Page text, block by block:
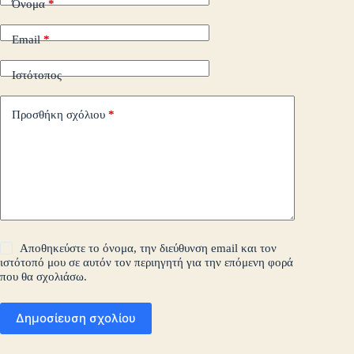
Όνομα*
Email*
Ιστότοπος
Προσθήκη σχόλιου *
Αποθηκεύστε το όνομα, την διεύθυνση email και τον
ιστότοπό μου σε αυτόν τον περιηγητή για την επόμενη φορά
που θα σχολιάσω.
Δημοσίευση σχολίου